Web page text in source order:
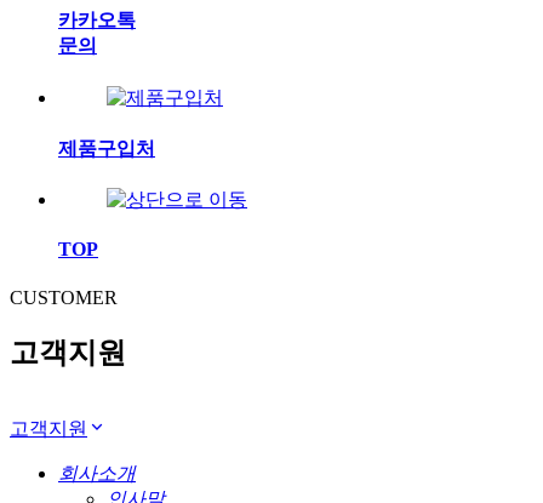
카카오톡
문의
제품구입처
TOP
CUSTOMER
고객지원
고객지원
회사소개